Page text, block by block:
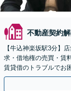
不動産契約
【牛込神楽坂駅3分】
求・借地権の売買・賃
賃貸借のトラブルでお